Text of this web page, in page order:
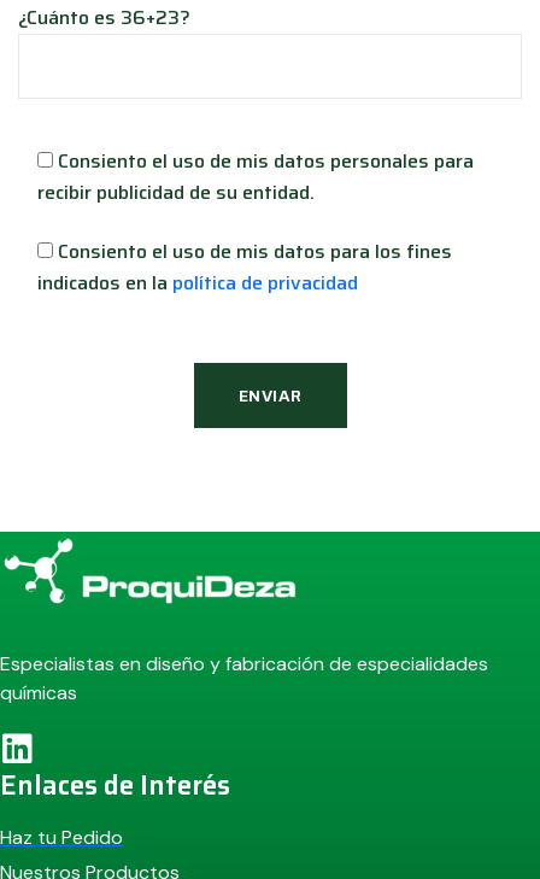
¿Cuánto es 36+23?
Consiento el uso de mis datos personales para
recibir publicidad de su entidad.
Consiento el uso de mis datos para los fines
indicados en la política de privacidad
ENVIAR
Especialistas en diseño y fabricación de especialidades
químicas
Enlaces de Interés
Haz tu Pedido
Nuestros Productos